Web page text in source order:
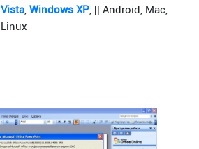
Vista,Windows XP, || Android, Mac,
Linux